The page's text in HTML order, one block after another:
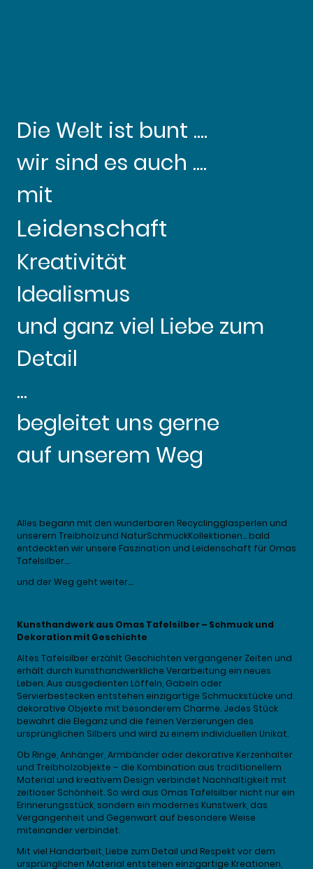
Die Welt ist bunt ....
wir sind es auch ....
mit
Leidenschaft
Kreativität
Idealismus
und ganz viel Liebe zum
Detail
...
begleitet uns gerne
auf unserem Weg
Alles begann mit den wunderbaren Recyclingglasperlen und
unserern Treibholz und NaturSchmuckKollektionen… bald
entdeckten wir unsere Faszination und Leidenschaft für Omas
Tafelsilber….
und der Weg geht weiter….
Kunsthandwerk aus Omas Tafelsilber – Schmuck und
Dekoration mit Geschichte
Altes Tafelsilber erzählt Geschichten vergangener Zeiten und
erhält durch kunsthandwerkliche Verarbeitung ein neues
Leben. Aus ausgedienten Löffeln, Gabeln oder
Servierbestecken entstehen einzigartige Schmuckstücke und
dekorative Objekte mit besonderem Charme. Jedes Stück
bewahrt die Eleganz und die feinen Verzierungen des
ursprünglichen Silbers und wird zu einem individuellen Unikat.
Ob Ringe, Anhänger, Armbänder oder dekorative Kerzenhalter
und Treibholzobjekte – die Kombination aus traditionellem
Material und kreativem Design verbindet Nachhaltigkeit mit
zeitloser Schönheit. So wird aus Omas Tafelsilber nicht nur ein
Erinnerungsstück, sondern ein modernes Kunstwerk, das
Vergangenheit und Gegenwart auf besondere Weise
miteinander verbindet.
Mit viel Handarbeit, Liebe zum Detail und Respekt vor dem
ursprünglichen Material entstehen einzigartige Kreationen,